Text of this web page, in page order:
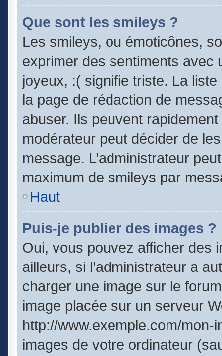
Que sont les smileys ?
Les smileys, ou émoticônes,
exprimer des sentiments avec
joyeux, :( signifie triste. La
la page de rédaction de
abuser. Ils peuvent
modérateur peut décider de
message. L’administrateur
maximum de smileys par
Haut
Puis-je publier des images ?
Oui, vous pouvez afficher des
ailleurs, si l’administrateur a
charger une image sur le
image placée sur un serveur
http://www.exemple.com/
images de votre ordinateur